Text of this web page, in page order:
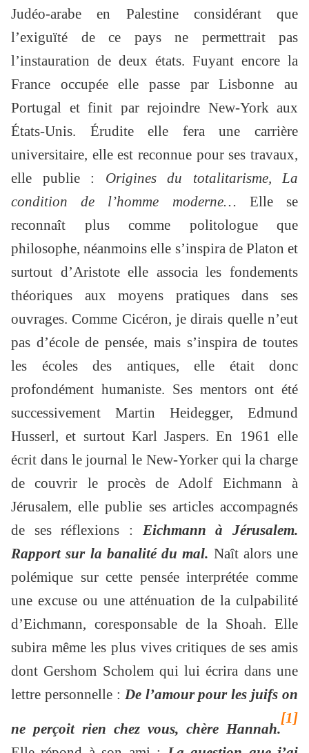
Judéo-arabe en Palestine considérant que
l’exiguïté de ce pays ne permettrait pas
l’instauration de deux états. Fuyant encore la
France occupée elle passe par Lisbonne au
Portugal et finit par rejoindre New-York aux
États-Unis. Érudite elle fera une carrière
universitaire, elle est reconnue pour ses travaux,
elle publie : Origines du totalitarisme, La
condition de l’homme moderne… Elle se
reconnaît plus comme politologue que
philosophe, néanmoins elle s’inspira de Platon et
surtout d’Aristote elle associa les fondements
théoriques aux moyens pratiques dans ses
ouvrages. Comme Cicéron, je dirais quelle n’eut
pas d’école de pensée, mais s’inspira de toutes
les écoles des antiques, elle était donc
profondément humaniste. Ses mentors ont été
successivement Martin Heidegger, Edmund
Husserl, et surtout Karl Jaspers. En 1961 elle
écrit dans le journal le New-Yorker qui la charge
de couvrir le procès de Adolf Eichmann à
Jérusalem, elle publie ses articles accompagnés
de ses réflexions : Eichmann à Jérusalem.
Rapport sur la banalité du mal. Naît alors une
polémique sur cette pensée interprétée comme
une excuse ou une atténuation de la culpabilité
d’Eichmann, coresponsable de la Shoah. Elle
subira même les plus vives critiques de ses amis
dont Gershom Scholem qui lui écrira dans une
lettre personnelle : De l’amour pour les juifs on
ne perçoit rien chez vous, chère Hannah.
[1]